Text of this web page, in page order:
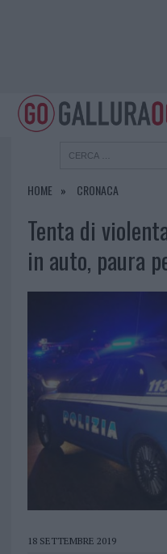
HOME CRONACA
Tenta di
in auto, paura
18 SETTEMBRE 2019